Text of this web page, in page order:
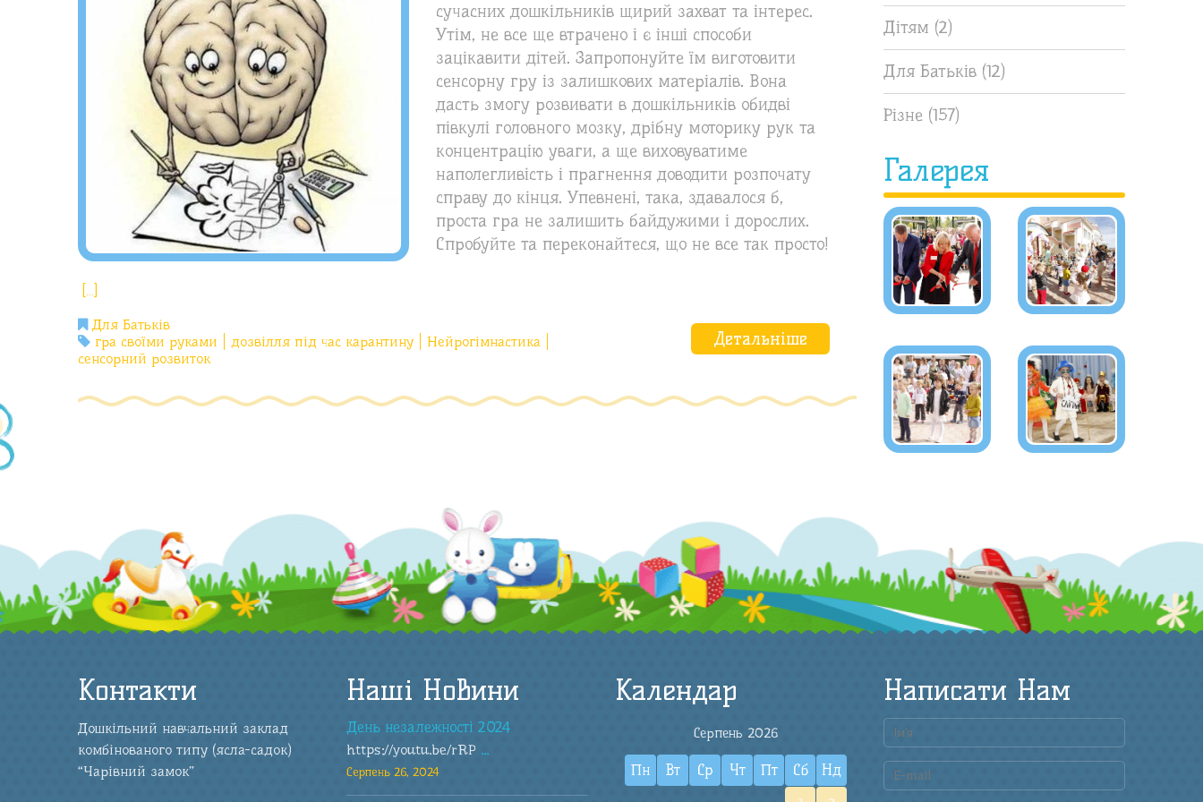
Дітям (2)
Для Батьків (12)
Різне (157)
Галерея
сучасних дошкільників щирий захват та інтерес.
Утім, не все ще втрачено і є інші способи
зацікавити дітей. Запропонуйте їм виготовити
сенсорну гру із залишкових матеріалів. Вона
дасть змогу розвивати в дошкільників обидві
півкулі головного мозку, дрібну моторику рук та
концентрацію уваги, а ще виховуватиме
наполегливість і прагнення доводити розпочату
справу до кінця. Упевнені, така, здавалося б,
проста гра не залишить байдужими і дорослих.
Спробуйте та переконайтеся, що не все так просто!
[…]
Для Батьків
гра своїми руками
дозвілля під час карантину
Нейрогімнастика
сенсорний розвиток
Детальніше
Контакти
Дошкільний навчальний заклад
комбінованого типу (ясла-садок)
“Чарівний замок”
Наші Новини
День незалежності 2024
https://youtu.be/rRP ...
Серпень 26, 2024
Календар
Серпень 2026
Пн Вт Ср Чт Пт Сб
Нд
Написати Нам